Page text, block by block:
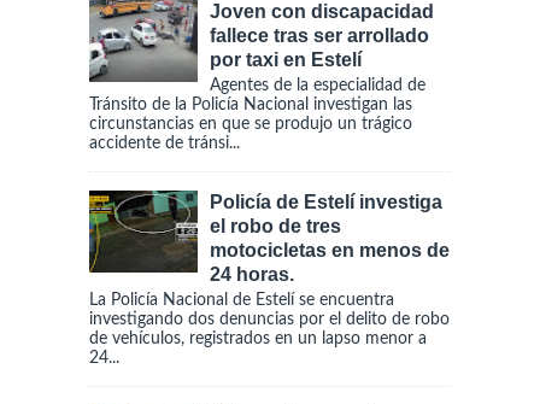
Joven con discapacidad
fallece tras ser arrollado
por taxi en Estelí
Agentes de la especialidad de
Tránsito de la Policía Nacional investigan las
circunstancias en que se produjo un trágico
accidente de tránsi...
Policía de Estelí investiga
el robo de tres
motocicletas en menos de
24 horas.
La Policía Nacional de Estelí se encuentra
investigando dos denuncias por el delito de robo
de vehículos, registrados en un lapso menor a
24...